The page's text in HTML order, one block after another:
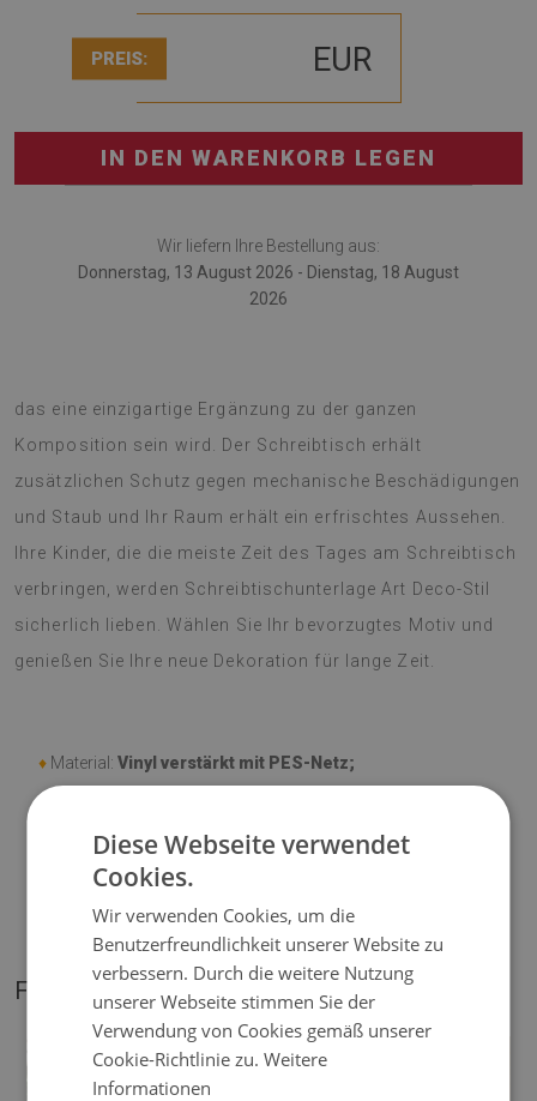
PREIS: EUR
IN DEN WARENKORB LEGEN
Wir liefern Ihre Bestellung aus:
Donnerstag, 13 August 2026 - Dienstag, 18 August
2026
das eine einzigartige Ergänzung zu der ganzen
Komposition sein wird. Der Schreibtisch erhält
zusätzlichen Schutz gegen mechanische Beschädigungen
und Staub und Ihr Raum erhält ein erfrischtes Aussehen.
Ihre Kinder, die die meiste Zeit des Tages am Schreibtisch
verbringen, werden Schreibtischunterlage Art Deco-Stil
sicherlich lieben. Wählen Sie Ihr bevorzugtes Motiv und
genießen Sie Ihre neue Dekoration für lange Zeit.
♦ Material: Vinyl verstärkt mit PES-Netz;
Mattentöne können geringfügig von der Visualisierung
abweichen.
FOTOS VON UNSEREM PRODUKT
Diese Webseite verwendet
Cookies.
Wir verwenden Cookies, um die
Benutzerfreundlichkeit unserer Website zu
verbessern. Durch die weitere Nutzung
unserer Webseite stimmen Sie der
Verwendung von Cookies gemäß unserer
Cookie-Richtlinie zu.Weitere
Informationen